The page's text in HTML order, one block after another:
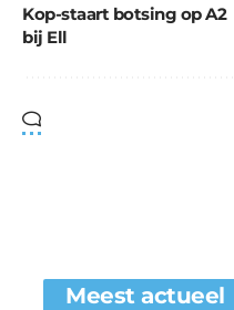
Kop-staart botsing op A2
bij Ell
Meest actueel